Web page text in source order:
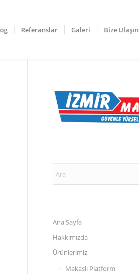
Referanslar Galeri Bize Ulaşın
Ana Sayfa
Hakkımızda
Ürünlerimiz
Makaslı Platform